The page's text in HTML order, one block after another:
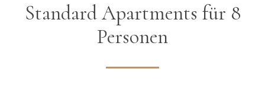
Standard Apartments für 8
Personen